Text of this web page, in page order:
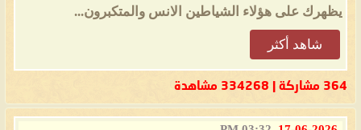
يظهرك على هؤلاء الشياطين الانس والمتكبرون...
شاهد أكثر
364 مشاركة | 334268 مشاهدة